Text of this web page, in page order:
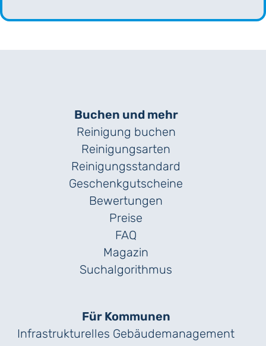
Buchen und mehr
Reinigung buchen
Reinigungsarten
Reinigungs­standard
Geschenk­gutscheine
Bewertungen
Preise
FAQ
Magazin
Suchalgorithmus
Für Kommunen
Infrastrukturelles Gebäude­management